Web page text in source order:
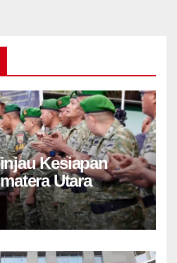
Kesiapan
Utara